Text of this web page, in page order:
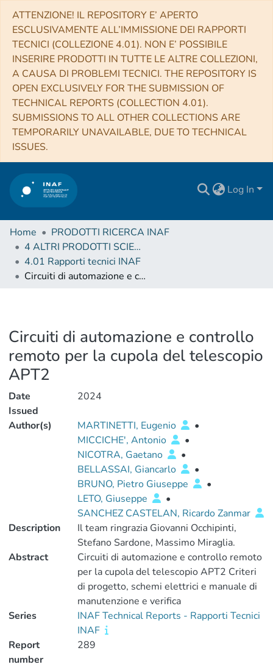
ATTENZIONE! IL REPOSITORY E’ APERTO
ESCLUSIVAMENTE ALL’IMMISSIONE DEI RAPPORTI
TECNICI (COLLEZIONE 4.01). NON E’ POSSIBILE
INSERIRE PRODOTTI IN TUTTE LE ALTRE COLLEZIONI,
A CAUSA DI PROBLEMI TECNICI. THE REPOSITORY IS
OPEN EXCLUSIVELY FOR THE SUBMISSION OF
TECHNICAL REPORTS (COLLECTION 4.01).
SUBMISSIONS TO ALL OTHER COLLECTIONS ARE
TEMPORARILY UNAVAILABLE, DUE TO TECHNICAL
ISSUES.
Log In
Home
PRODOTTI RICERCA INAF
4 ALTRI PRODOTTI SCIENTIFICI (Other scientific products)
4.01 Rapporti tecnici INAF
Circuiti di automazione e controllo remoto per la cupola del telescopio APT2
Circuiti di automazione e controllo
remoto per la cupola del telescopio
APT2
Date
Issued
2024
Author(s) MARTINETTI, Eugenio
•
MICCICHE', Antonio
•
NICOTRA, Gaetano
•
BELLASSAI, Giancarlo
•
BRUNO, Pietro Giuseppe
•
LETO, Giuseppe
•
SANCHEZ CASTELAN, Ricardo Zanmar
Description
Il team ringrazia Giovanni Occhipinti,
Stefano Sardone, Massimo Miraglia.
Abstract
Circuiti di automazione e controllo remoto
per la cupola del telescopio APT2 Criteri
di progetto, schemi elettrici e manuale di
manutenzione e verifica
Series
INAF Technical Reports - Rapporti Tecnici
INAF
Report
number
289